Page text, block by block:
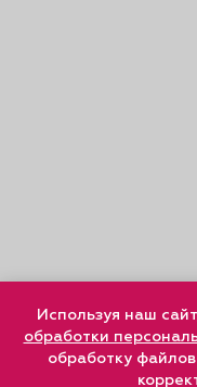
Используя наш
обработки
обработку